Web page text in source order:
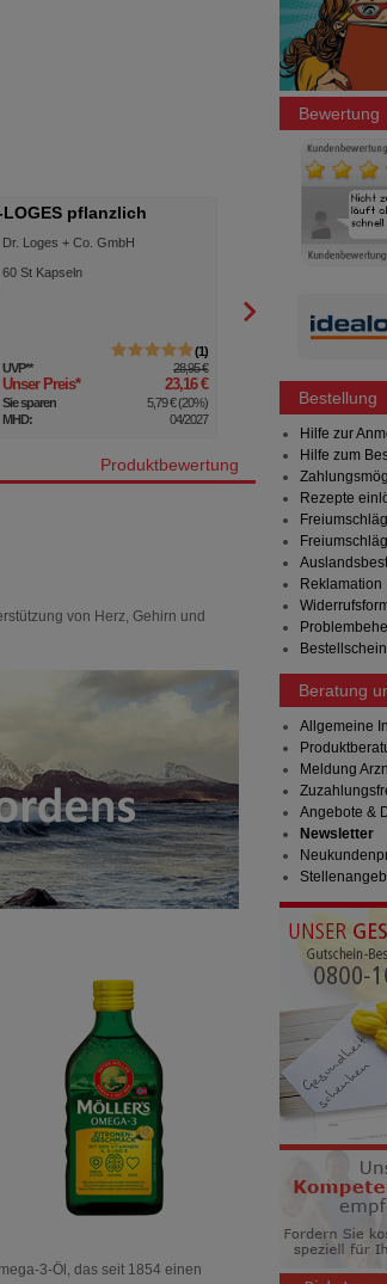
LOGES pflanzlich
Dr. Loges + Co. GmbH
60 St Kapseln
1
UVP** 28,95 €
Unser Preis* 23,16 €
Sie sparen 5,79 €(20%)
MHD:
04/2027
WHITE OMEGA
FettsäurenCellavent
Unser Preis*
Sie sparen
Produktbewertung
von Herz, Gehirn und
3-Öl, das seit 1854 einen
Bewertung
Bestellung
Hilfe zur
Hilfe zum
Rezepte
Reklamation
Bestellschein
Beratung
Allgemeine
Meldung
Angebote &
Newsletter